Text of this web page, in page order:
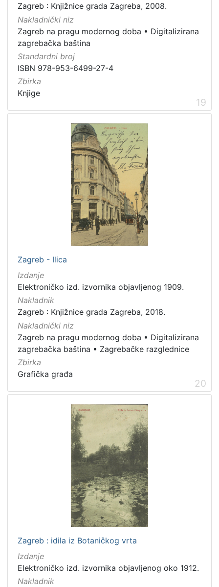
Zagreb : Knjižnice grada Zagreba, 2008.
Nakladnički niz
Zagreb na pragu modernog doba • Digitalizirana
zagrebačka baština
Standardni broj
ISBN 978-953-6499-27-4
Zbirka
Knjige
19
Zagreb - Ilica
Izdanje
Elektroničko izd. izvornika objavljenog 1909.
Nakladnik
Zagreb : Knjižnice grada Zagreba, 2018.
Nakladnički niz
Zagreb na pragu modernog doba • Digitalizirana
zagrebačka baština • Zagrebačke razglednice
Zbirka
Grafička građa
20
Zagreb : idila iz Botaničkog vrta
Izdanje
Elektroničko izd. izvornika objavljenog oko 1912.
Nakladnik